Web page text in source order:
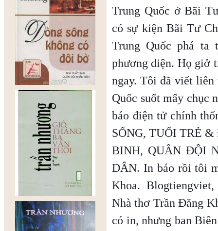
Trung Quốc ở Bãi
có sự kiện Bãi Tư
Trung Quốc phá
phương diện. Họ giở
ngay. Tôi đã viết liên
Quốc suốt mấy chục
báo điện tử chính
SỐNG, TUỔI TRẺ
BINH, QUÂN ĐỘI
DÂN. In báo rồi tôi
Khoa.
Nhà thơ Trần Đăng
có in, nhưng ban